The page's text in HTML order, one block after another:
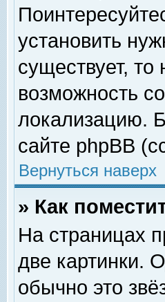
установить
существует,
возможность
локализацию.
сайте phpBB
Вернуться наверх
» Как
На страницах
две картинки.
обычно это